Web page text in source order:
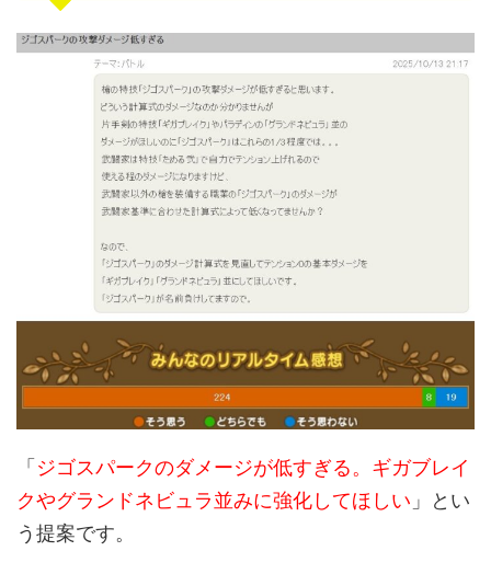
「 ジゴスパークのダメージが低すぎる。ギガブレイ
クやグランドネビュラ並みに強化してほしい 」とい
う提案です。